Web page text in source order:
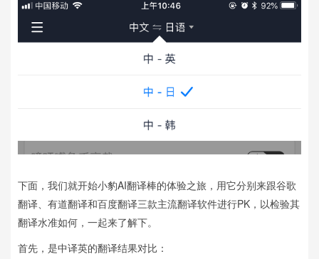
下面，我们就开始小豹AI翻译棒的体验之旅，用它分别来跟谷歌
翻译、有道翻译和百度翻译三款主流翻译软件进行PK，以检验其
翻译水准如何，一起来了解下。
首先，是中译英的翻译结果对比：